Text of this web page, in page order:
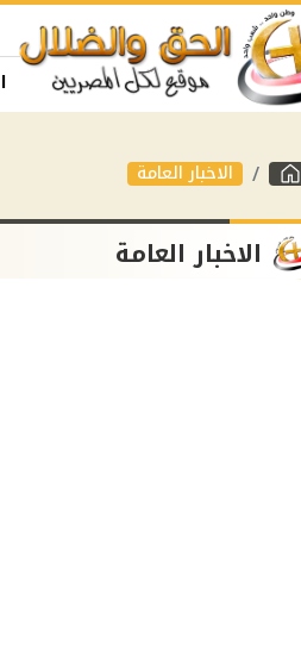
الاخبار العامة
الاخبار العامة